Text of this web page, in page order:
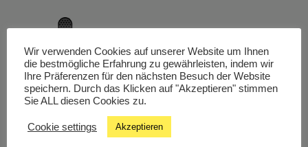
Livestream
Studiochat
Wir verwenden Cookies auf unserer Website um Ihnen
die bestmögliche Erfahrung zu gewährleisten, indem wir
Ihre Präferenzen für den nächsten Besuch der Website
speichern. Durch das Klicken auf "Akzeptieren" stimmen
Sie ALL diesen Cookies zu.
Cookie settings Akzeptieren